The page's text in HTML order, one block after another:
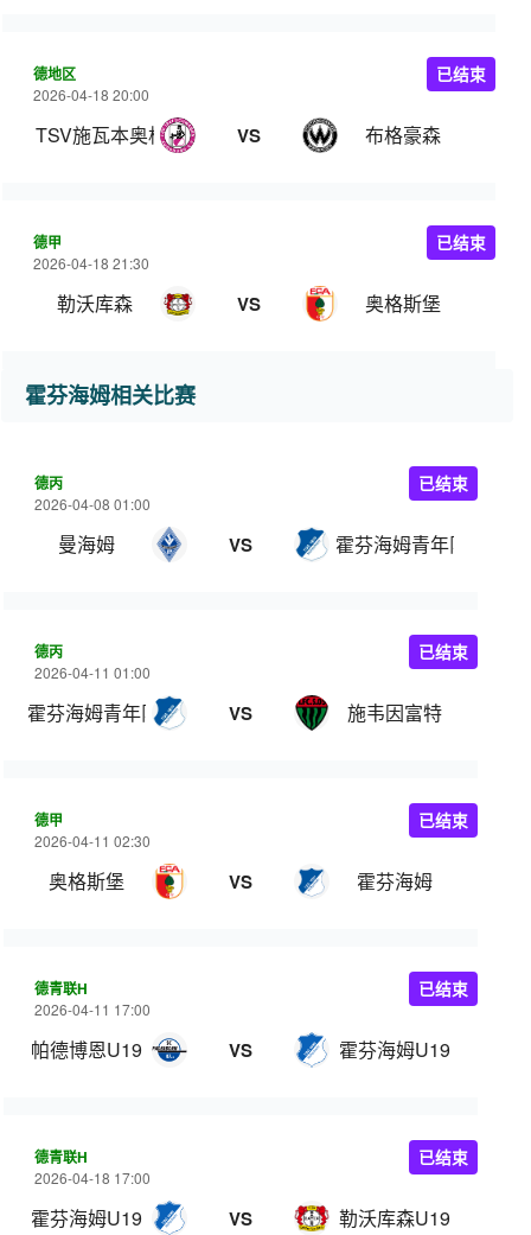
德地区
2026-04-18 20:00
TSV施瓦本奥格斯堡 VS 布格豪森
已结束
德甲
2026-04-18 21:30
勒沃库森 VS 奥格斯堡
已结束
霍芬海姆相关比赛
德丙
2026-04-08 01:00
曼海姆 VS 霍芬海姆青年队
已结束
德丙
2026-04-11 01:00
霍芬海姆青年队 VS 施韦因富特
已结束
德甲
2026-04-11 02:30
奥格斯堡 VS 霍芬海姆
已结束
德青联H
2026-04-11 17:00
帕德博恩U19 VS 霍芬海姆U19
已结束
德青联H
2026-04-18 17:00
霍芬海姆U19 VS 勒沃库森U19
已结束